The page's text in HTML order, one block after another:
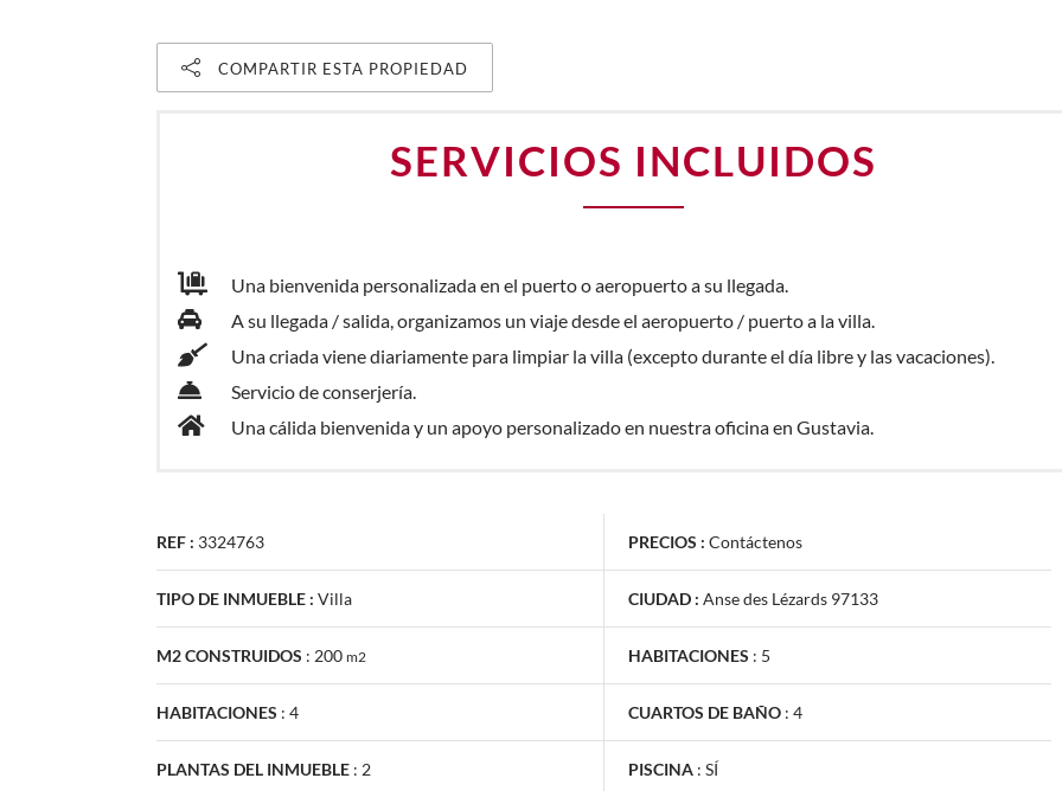
COMPARTIR ESTA PROPIEDAD
SERVICIOS INCLUIDOS
Una bienvenida personalizada en el puerto o aeropuerto a su llegada.
A su llegada / salida, organizamos un viaje desde el aeropuerto / puerto a la villa.
Una criada viene diariamente para limpiar la villa (excepto durante el día libre y las vacaciones).
Servicio de conserjería.
Una cálida bienvenida y un apoyo personalizado en nuestra oficina en Gustavia.
REF : 3324763 PRECIOS : Contáctenos
TIPO DE INMUEBLE : Villa CIUDAD : Anse des Lézards 97133
M2 CONSTRUIDOS : 200 m2 HABITACIONES : 5
HABITACIONES : 4 CUARTOS DE BAÑO : 4
PLANTAS DEL INMUEBLE : 2 PISCINA : SÍ